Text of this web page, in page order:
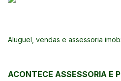
Aluguel, vendas e assessoria
ACONTECE ASSESSORIA E